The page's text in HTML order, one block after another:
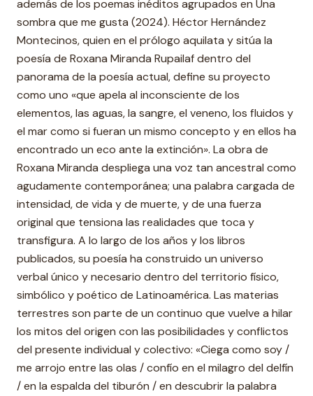
además de los poemas inéditos agrupados en Una
sombra que me gusta (2024). Héctor Hernández
Montecinos, quien en el prólogo aquilata y sitúa la
poesía de Roxana Miranda Rupailaf dentro del
panorama de la poesía actual, define su proyecto
como uno «que apela al inconsciente de los
elementos, las aguas, la sangre, el veneno, los fluidos y
el mar como si fueran un mismo concepto y en ellos ha
encontrado un eco ante la extinción». La obra de
Roxana Miranda despliega una voz tan ancestral como
agudamente contemporánea; una palabra cargada de
intensidad, de vida y de muerte, y de una fuerza
original que tensiona las realidades que toca y
transfigura. A lo largo de los años y los libros
publicados, su poesía ha construido un universo
verbal único y necesario dentro del territorio físico,
simbólico y poético de Latinoamérica. Las materias
terrestres son parte de un continuo que vuelve a hilar
los mitos del origen con las posibilidades y conflictos
del presente individual y colectivo: «Ciega como soy /
me arrojo entre las olas / confío en el milagro del delfín
/ en la espalda del tiburón / en descubrir la palabra